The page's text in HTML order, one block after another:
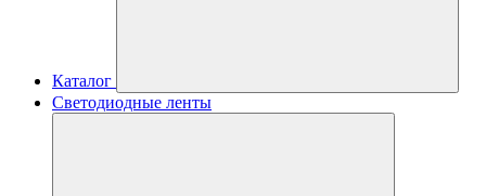
Каталог
Светодиодные ленты